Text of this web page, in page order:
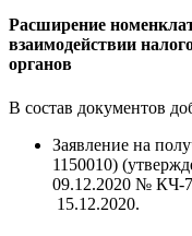
Расширение
взаимодействии
органов
В состав документов
Заявление на
1150010)
09.12.2020 № КЧ-
15.12.2020.